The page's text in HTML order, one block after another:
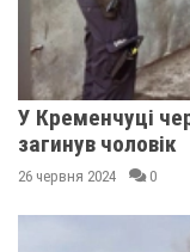
У Кременчуці
загинув чоловік
26 червня 2024 0